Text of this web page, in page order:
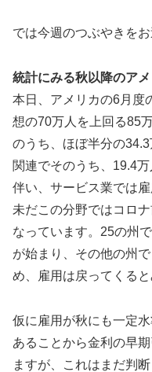
では今週のつぶやきをお
統計にみる秋以降のア
本日、アメリカの6月度
想の70万人を上回る85
のうち、ほぼ半分の
関連でそのうち、19.4
伴い、サービス業では
未だこの分野ではコロ
なっています。25の州
が始まり、その他の州
め、雇用は戻ってくると
仮に雇用が秋にも一定
あることから金利の早
ますが、これはまだ判